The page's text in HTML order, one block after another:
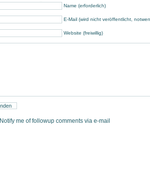
Name (erforderlich)
E-Mail (wird nicht veröffentlicht,
Website (freiwillig)
Notify me of followup comments via e-mail